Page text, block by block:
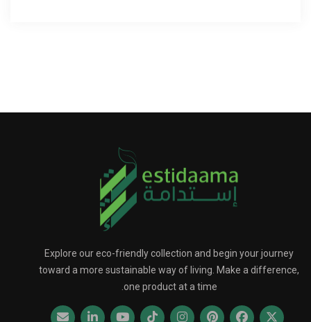
Explore our eco-friendly collection and begin your journey
toward a more sustainable way of living. Make a difference,
one product at a time.